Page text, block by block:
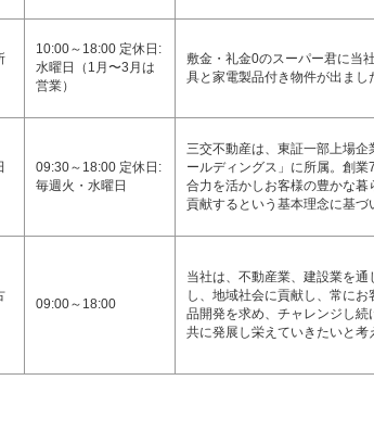
10:00～18:00 定休日:
水曜日（1月〜3月は
営業）
敷金・礼金0のスーパー君に当
具と家電製品付き物件が出まし
09:30～18:00 定休日:
毎週火・水曜日
三交不動産は、東証一部上場
ールディングス」に所属。創
合力を活かしお客様の豊かな暮
貢献するという基本理念に基づ
09:00～18:00
当社は、不動産業、建設業を通
し、地域社会に貢献し、常に
品開発を求め、チャレンジし続
共に発展し栄えていきたいと考